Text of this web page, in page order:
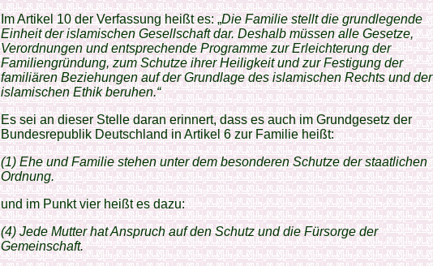
Im Artikel 10 der Verfassung heißt es: „Die Familie stellt die grundlegende
Einheit der islamischen Gesellschaft dar. Deshalb müssen alle Gesetze,
Verordnungen und entsprechende Programme zur Erleichterung der
Familiengründung, zum Schutze ihrer Heiligkeit und zur Festigung der
familiären Beziehungen auf der Grundlage des islamischen Rechts und der
islamischen Ethik beruhen.“
Es sei an dieser Stelle daran erinnert, dass es auch im Grundgesetz der
Bundesrepublik Deutschland in Artikel 6 zur Familie heißt:
(1) Ehe und Familie stehen unter dem besonderen Schutze der staatlichen
Ordnung.
und im Punkt vier heißt es dazu:
(4) Jede Mutter hat Anspruch auf den Schutz und die Fürsorge der
Gemeinschaft.